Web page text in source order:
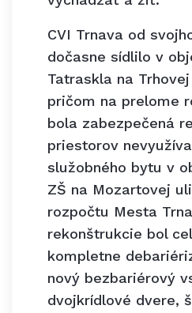
CVI Trnava od
dočasne sídlilo v
Tatraskla na
pričom na prelome
bola zabezpečená
priestorov
služobného bytu v
ZŠ na Mozartovej
rozpočtu Mesta
rekonštrukcie bol
kompletne
nový bezbariérový
dvojkrídlové dvere,